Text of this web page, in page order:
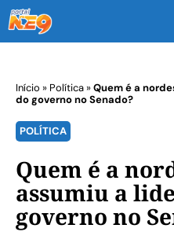
Início » Política»Quem é a
do governo no Senado?
POLÍTICA
Quem é a
assumiu a
governo no